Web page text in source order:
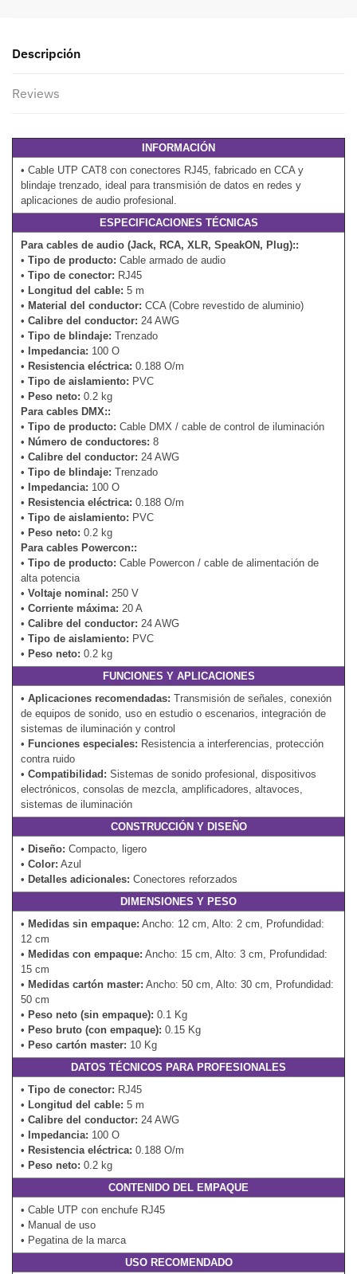
Descripción
Reviews
INFORMACIÓN
• Cable UTP CAT8 con conectores RJ45, fabricado en CCA y
blindaje trenzado, ideal para transmisión de datos en redes y
aplicaciones de audio profesional.
ESPECIFICACIONES TÉCNICAS
Para cables de audio (Jack, RCA, XLR, SpeakON, Plug)::
• Tipo de producto: Cable armado de audio
• Tipo de conector: RJ45
• Longitud del cable: 5 m
• Material del conductor: CCA (Cobre revestido de aluminio)
• Calibre del conductor: 24 AWG
• Tipo de blindaje: Trenzado
•
Impedancia: 100 O
• Resistencia eléctrica: 0.188 O/m
• Tipo de aislamiento: PVC
• Peso neto: 0.2 kg
Para cables DMX::
• Tipo de producto: Cable DMX / cable de control de iluminación
• Número de conductores: 8
• Calibre del conductor: 24 AWG
• Tipo de blindaje: Trenzado
•
Impedancia: 100 O
• Resistencia eléctrica: 0.188 O/m
• Tipo de aislamiento: PVC
• Peso neto: 0.2 kg
Para cables Powercon::
• Tipo de producto: Cable Powercon / cable de alimentación de
alta potencia
• Voltaje nominal: 250 V
• Corriente máxima: 20 A
• Calibre del conductor: 24 AWG
• Tipo de aislamiento: PVC
• Peso neto: 0.2 kg
FUNCIONES Y APLICACIONES
• Aplicaciones recomendadas: Transmisión de señales, conexión
de equipos de sonido, uso en estudio o escenarios, integración de
sistemas de iluminación y control
• Funciones especiales: Resistencia a interferencias, protección
contra ruido
• Compatibilidad: Sistemas de sonido profesional, dispositivos
electrónicos, consolas de mezcla, amplificadores, altavoces,
sistemas de iluminación
CONSTRUCCIÓN Y DISEÑO
• Diseño: Compacto, ligero
• Color: Azul
• Detalles adicionales: Conectores reforzados
DIMENSIONES Y PESO
• Medidas sin empaque: Ancho: 12 cm, Alto: 2 cm, Profundidad:
12 cm
• Medidas con empaque: Ancho: 15 cm, Alto: 3 cm, Profundidad:
15 cm
• Medidas cartón master: Ancho: 50 cm, Alto: 30 cm, Profundidad:
50 cm
• Peso neto (sin empaque): 0.1 Kg
• Peso bruto (con empaque): 0.15 Kg
• Peso cartón master: 10 Kg
DATOS TÉCNICOS PARA PROFESIONALES
• Tipo de conector: RJ45
• Longitud del cable: 5 m
• Calibre del conductor: 24 AWG
•
Impedancia: 100 O
• Resistencia eléctrica: 0.188 O/m
• Peso neto: 0.2 kg
CONTENIDO DEL EMPAQUE
• Cable UTP con enchufe RJ45
• Manual de uso
• Pegatina de la marca
USO RECOMENDADO